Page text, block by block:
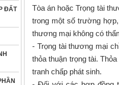
ĐẤT
Tòa án hoặc Trọng tài
trong một số trường
thương mại không có
- Trọng tài thương mại
thỏa thuận trọng tài.
tranh chấp phát sinh.